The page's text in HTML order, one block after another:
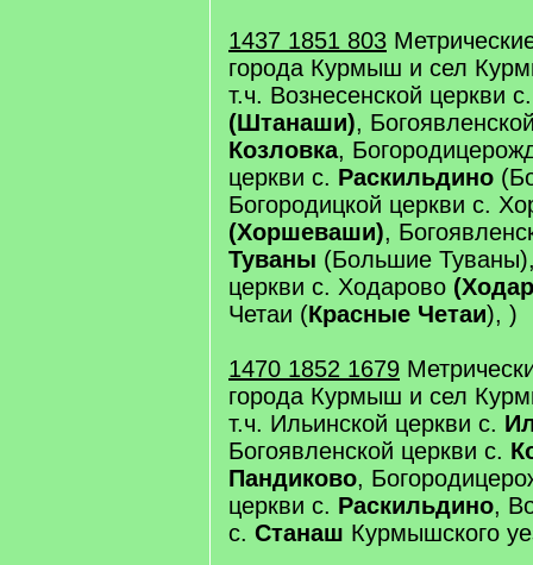
1437 1851 803
города Курмыш и сел
т.ч. Вознесенской церкви
(Штанаши),
Козловка,
церкви с. Раскильдино
Богородицкой церкви с.
(Хоршеваши),
Туваны (Большие
церкви с. Ходарово
Четаи (Красные Четаи), )
1470 1852 1679
города Курмыш и сел
т.ч. Ильинской церкви с.
Богоявленской церкви с.
Пандиково,
церкви с. Раскильдино,
с. Станаш Курмышского